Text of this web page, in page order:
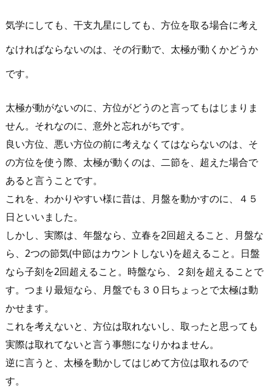
気学にしても、干支九星にしても、方位を取る場合に考え
なければならないのは、その行動で、太極が動くかどうか
です。
太極が動がないのに、方位がどうのと言ってもはじまりま
せん。それなのに、意外と忘れがちです。
良い方位、悪い方位の前に考えなくてはならないのは、そ
の方位を使う際、太極が動くのは、二節を、超えた場合で
あると言うことです。
これを、わかりやすい様に昔は、月盤を動かすのに、４５
日といいました。
しかし、実際は、年盤なら、立春を2回超えること、月盤な
ら、2つの節気(中節はカウントしない)を超えること。日盤
なら子刻を2回超えること。時盤なら、２刻を超えることで
す。つまり最短なら、月盤でも３０日ちょっとで太極は動
かせます。
これを考えないと、方位は取れないし、取ったと思っても
実際は取れてないと言う事態になりかねません。
逆に言うと、太極を動かしてはじめて方位は取れるので
す。